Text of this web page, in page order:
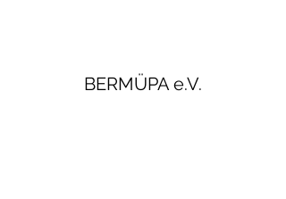
BERMÜPA e.V.